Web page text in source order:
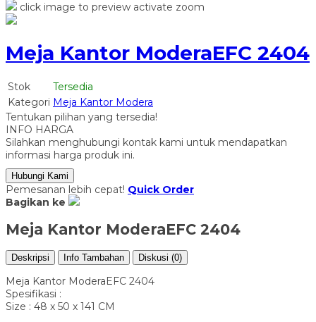
click image to preview activate zoom
Meja Kantor ModeraEFC 2404
Stok
Tersedia
Kategori Meja Kantor Modera
Tentukan pilihan yang tersedia!
INFO HARGA
Silahkan menghubungi kontak kami untuk mendapatkan
informasi harga produk ini.
Hubungi Kami
Pemesanan lebih cepat! Quick Order
Bagikan ke
Meja Kantor ModeraEFC 2404
Deskripsi Info Tambahan Diskusi (0)
Meja Kantor ModeraEFC 2404
Spesifikasi :
Size : 48 x 50 x 141 CM